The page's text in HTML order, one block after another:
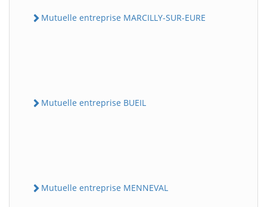
Mutuelle entreprise MARCILLY-SUR-EURE
Mutuelle entreprise BUEIL
Mutuelle entreprise MENNEVAL